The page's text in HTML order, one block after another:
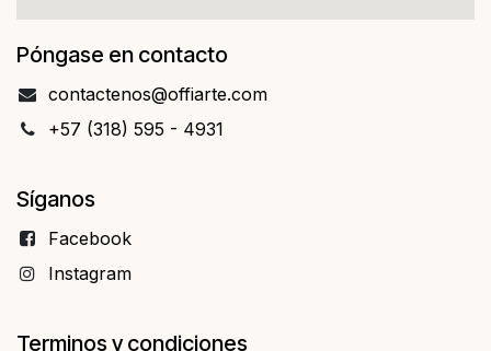
Póngase en contacto
contact​​enos@offiarte.com
+57 (318) 595 - 4931
Síganos
Facebo​​ok
Instagram
Terminos y condiciones